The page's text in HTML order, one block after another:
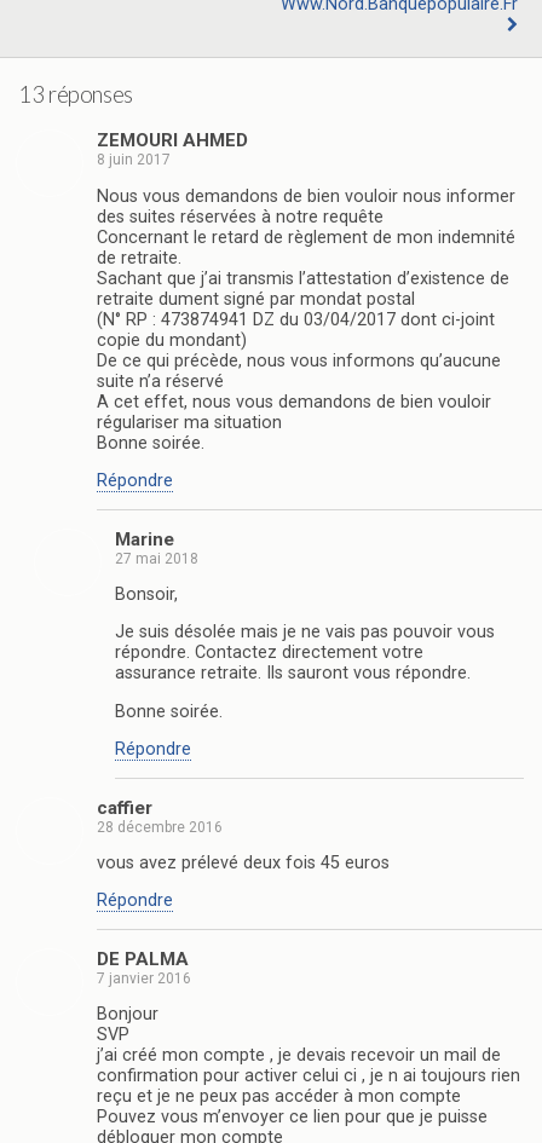
Www.nord.banquepopulaire.fr
13 réponses
ZEMOURI AHMED
8 juin 2017
Nous vous demandons de bien vouloir nous informer
des suites réservées à notre requête
Concernant le retard de règlement de mon indemnité
de retraite.
Sachant que j’ai transmis l’attestation d’existence de
retraite dument signé par mondat postal
(N° RP : 473874941 DZ du 03/04/2017 dont ci-joint
copie du mondant)
De ce qui précède, nous vous informons qu’aucune
suite n’a réservé
A cet effet, nous vous demandons de bien vouloir
régulariser ma situation
Bonne soirée.
Répondre
Marine
27 mai 2018
Bonsoir,
Je suis désolée mais je ne vais pas pouvoir vous
répondre. Contactez directement votre
assurance retraite. Ils sauront vous répondre.
Bonne soirée.
Répondre
caffier
28 décembre 2016
vous avez prélevé deux fois 45 euros
Répondre
DE PALMA
7 janvier 2016
Bonjour
SVP
j’ai créé mon compte , je devais recevoir un mail de
confirmation pour activer celui ci , je n ai toujours rien
reçu et je ne peux pas accéder à mon compte
Pouvez vous m’envoyer ce lien pour que je puisse
débloquer mon compte